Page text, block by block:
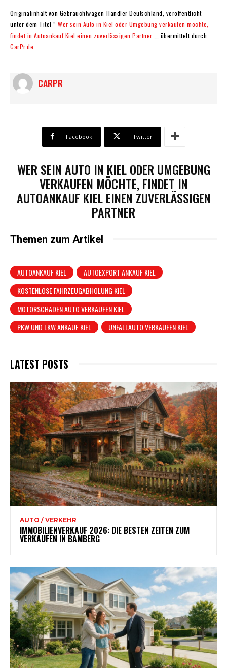
Originalinhalt von Gebrauchtwagen-Händler Deutschland, veröffentlicht
unter dem Titel “ Wer sein Auto in Kiel oder Umgebung verkaufen möchte,
findet in Autoankauf Kiel einen zuverlässigen Partner „, übermittelt durch
CarPr.de
CARPR
Facebook Twitter
WER SEIN AUTO IN KIEL ODER UMGEBUNG
VERKAUFEN MÖCHTE, FINDET IN
AUTOANKAUF KIEL EINEN ZUVERLÄSSIGEN
PARTNER
Themen zum Artikel
AUTOANKAUF KIEL
AUTOEXPORT ANKAUF KIEL
KOSTENLOSE FAHRZEUGABHOLUNG KIEL
MOTORSCHADEN AUTO VERKAUFEN KIEL
PKW UND LKW ANKAUF KIEL
UNFALLAUTO VERKAUFEN KIEL
LATEST POSTS
AUTO / VERKEHR
IMMOBILIENVERKAUF 2026: DIE BESTEN ZEITEN ZUM
VERKAUFEN IN BAMBERG